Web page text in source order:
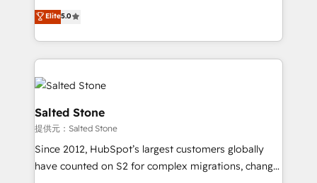
bridge the gap where most agencies fall short by
combining GTM strategy with technical execution to
solve the right problem with the right solution. As the
only firm in the world to hold Elite Partner
Accreditations with both HubSpot and Clay, our
clients gain a unique advantage in CRM architecture,
pipeline generation, data intelligence, and go-to-
market execution. Why B2B Businesses Choose RP: -
Secure: Soc2 compliant 🛡️ - Pricing: Implementations
starting at $1,5k 💵 - Speed: Launch in 14 days ⚡ -
Elite5.0
Salted Stone
提供元：Salted Stone
Since 2012, HubSpot’s largest customers globally
have counted on S2 for complex migrations, change